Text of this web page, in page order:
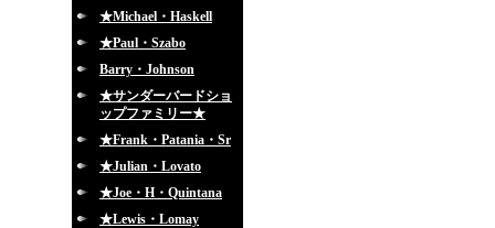
★Michael・Haskell
★Paul・Szabo
Barry・Johnson
★サンダーバードショ
ップファミリー★
★Frank・Patania・Sr
★Julian・Lovato
★Joe・H・Quintana
★Lewis・Lomay